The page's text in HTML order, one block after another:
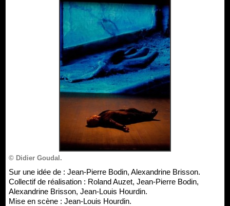
© Didier Goudal.
Sur une idée de : Jean-Pierre Bodin, Alexandrine Brisson.
Collectif de réalisation : Roland Auzet, Jean-Pierre Bodin,
Alexandrine Brisson, Jean-Louis Hourdin.
Mise en scène : Jean-Louis Hourdin.